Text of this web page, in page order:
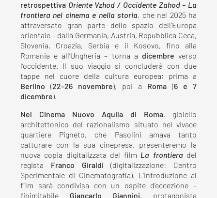
retrospettiva Oriente Vzhod / Occidente Zahod – La
frontiera nel cinema e nella storia, che nel 2025 ha
attraversato gran parte dello spazio dell’Europa
orientale – dalla Germania, Austria, Repubblica Ceca,
Slovenia, Croazia, Serbia e il Kosovo, fino alla
Romania e all’Ungheria – torna a dicembre verso
l’occidente. Il suo viaggio si concluderà con due
tappe nel cuore della cultura europea: prima a
Berlino (22–26 novembre), poi a Roma (6 e 7
dicembre).
Nel Cinema Nuovo Aquila di Roma, gioiello
architettonico del razionalismo situato nel vivace
quartiere Pigneto, che Pasolini amava tanto
catturare con la sua cinepresa, presenteremo la
nuova copia digitalizzata del film La frontiera del
regista
Franco Giraldi (digitalizzazione: Centro
Sperimentale di Cinematografia). L’introduzione al
film sarà condivisa con un ospite d’eccezione –
l’inimitabile Giancarlo Giannini, protagonista